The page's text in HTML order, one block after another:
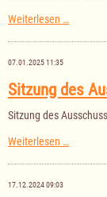
Weiterlesen …
07.01.2025 11:35
Sitzung des
Sitzung des
Weiterlesen …Sitzung
17.12.2024 09:03